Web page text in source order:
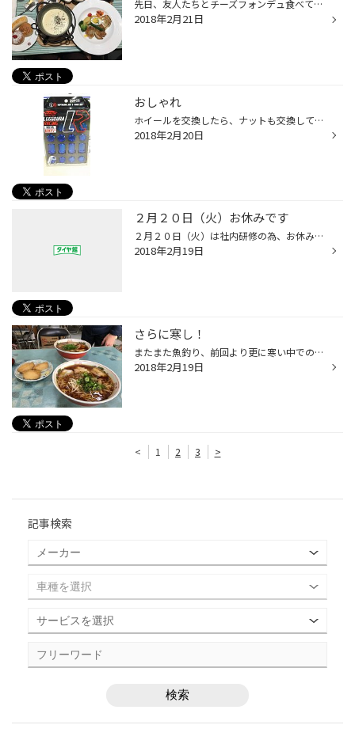
先日、友人たちとチーズフォンデュ食べてきました★ 倉敷イオンの中にあるビストロ３０９というお店で食べまして じゃーん♪ かなり美味しかったです！ 今、チーズは流行りというか、女子は大好物ですよね！ ここは、焼きたてパンの食べ放題がついてて 今回はイチゴフェアをしててイチゴを使用したパ...
2018年2月21日
おしゃれ
ホイールを交換したら、ナットも交換してみてはいかがですか？？ いろんな色がありますので、気になる方は是非スタッフまでお問い合わせくださいヽ(￣▽￣)ノ
2018年2月20日
２月２０日（火）お休みです
２月２０日（火）は社内研修の為、お休みとなります。 翌日２１日（水）は営業しております！ ご迷惑おかけします。 皆様のご来店お待ちしております。
2018年2月19日
さらに寒し！
またまた魚釣り、前回より更に寒い中での朝までコースでしたがアジも釣れ楽しめました。 もうアジ画像見飽きたと思いますので今回はなしでこの島で必ず食べる徳森食堂のラーメンをご紹介！ ここのラーメンがとても美味し！もう一つ美味そうなもの発見したので思わず買ってしまった。 釣り以外にも島...
2018年2月19日
< 1 2 3 >
記事検索